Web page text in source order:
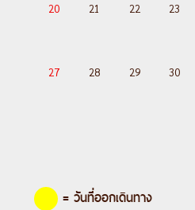
20 21 22 23
27 28 29 30
= วันที่ออกเดินทาง